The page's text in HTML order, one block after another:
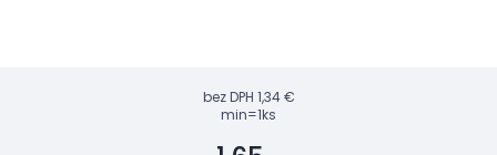
bez DPH 1,34 €
min=1ks